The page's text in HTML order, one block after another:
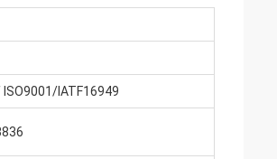
ISO9001/IATF16949